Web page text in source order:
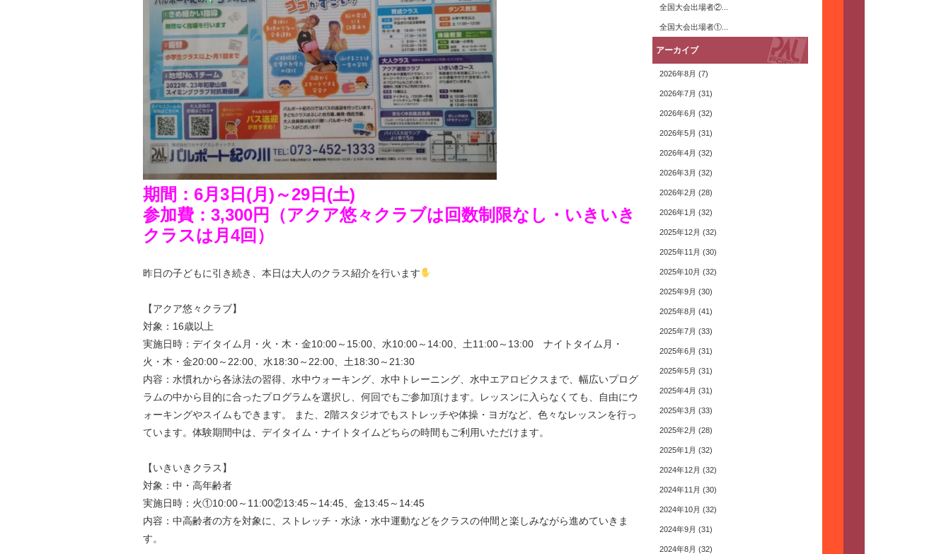
期間：6月3日(月)～29日(土)
参加費：3,300円（アクア悠々クラブは回数制限なし・いきいき
クラスは月4回）
昨日の子どもに引き続き、本日は大人のクラス紹介を行います
【アクア悠々クラブ】
対象：16歳以上
実施日時：デイタイム月・火・木・金10:00～15:00、水10:00～14:00、土11:00～13:00 ナイトタイム月・
火・木・金20:00～22:00、水18:30～22:00、土18:30～21:30
内容：水慣れから各泳法の習得、水中ウォーキング、水中トレーニング、水中エアロビクスまで、幅広いプログ
ラムの中から目的に合ったプログラムを選択し、何回でもご参加頂けます。レッスンに入らなくても、自由にウ
ォーキングやスイムもできます。 また、2階スタジオでもストレッチや体操・ヨガなど、色々なレッスンを行っ
ています。体験期間中は、デイタイム・ナイトタイムどちらの時間もご利用いただけます。
【いきいきクラス】
対象：中・高年齢者
実施日時：火①10:00～11:00②13:45～14:45、金13:45～14:45
内容：中高齢者の方を対象に、ストレッチ・水泳・水中運動などをクラスの仲間と楽しみながら進めていきま
す。
全国大会出場者②...
全国大会出場者①...
アーカイブ
2026年8月 (7)
2026年7月 (31)
2026年6月 (32)
2026年5月 (31)
2026年4月 (32)
2026年3月 (32)
2026年2月 (28)
2026年1月 (32)
2025年12月 (32)
2025年11月 (30)
2025年10月 (32)
2025年9月 (30)
2025年8月 (41)
2025年7月 (33)
2025年6月 (31)
2025年5月 (31)
2025年4月 (31)
2025年3月 (33)
2025年2月 (28)
2025年1月 (32)
2024年12月 (32)
2024年11月 (30)
2024年10月 (32)
2024年9月 (31)
2024年8月 (32)